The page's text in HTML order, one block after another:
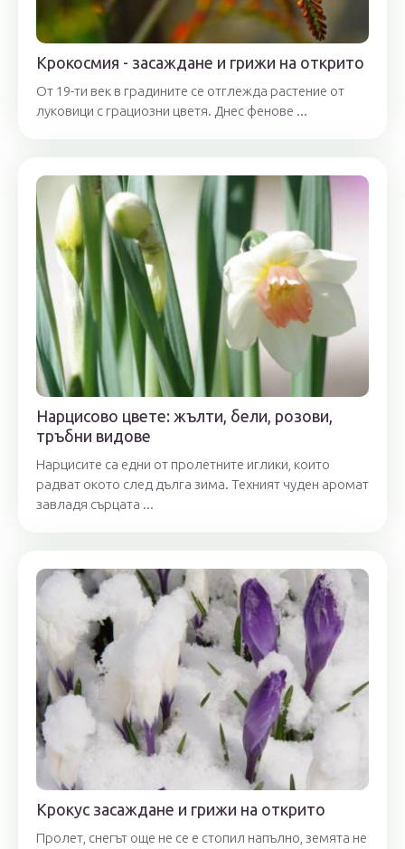
Крокосмия - засаждане и грижи на открито
От 19-ти век в градините се отглежда растение от
луковици с грациозни цветя. Днес фенове ...
Нарцисово цвете: жълти, бели, розови,
тръбни видове
Нарцисите са едни от пролетните иглики, които
радват окото след дълга зима. Техният чуден аромат
завладя сърцата ...
Крокус засаждане и грижи на открито
Пролет, снегът още не се е стопил напълно, земята не